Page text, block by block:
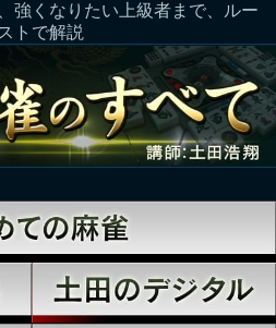
強くなりたい上級者まで、ルー
トで解説